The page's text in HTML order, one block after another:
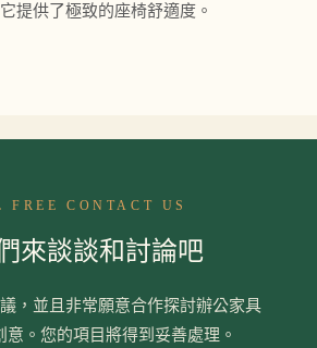
提供了極致的座椅舒適度。
FREE CONTACT US
來談談和討論吧
，並且非常願意合作探討辦公家具
意。您的項目將得到妥善處理。